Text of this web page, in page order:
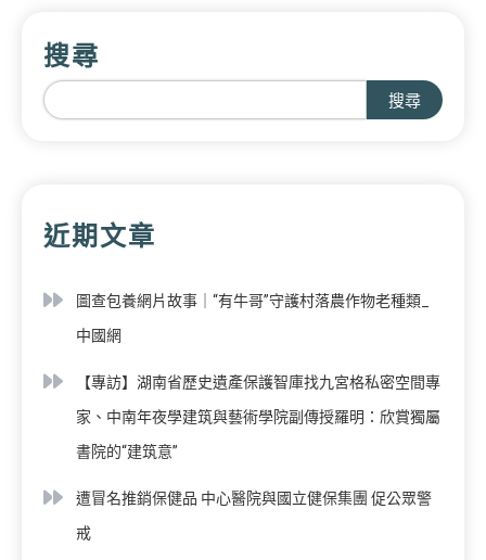
搜尋
搜尋
近期文章
圖查包養網片故事｜“有牛哥”守護村落農作物老種類_
中國網
【專訪】湖南省歷史遺產保護智庫找九宮格私密空間專
家、中南年夜學建筑與藝術學院副傳授羅明：欣賞獨屬
書院的“建筑意”
遭冒名推銷保健品 中心醫院與國立健保集團 促公眾警
戒